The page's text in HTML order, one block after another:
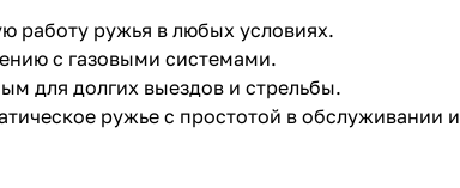
работу ружья в любых условиях.
с газовыми системами.
для долгих выездов и стрельбы.
ружье с простотой в обслуживании и